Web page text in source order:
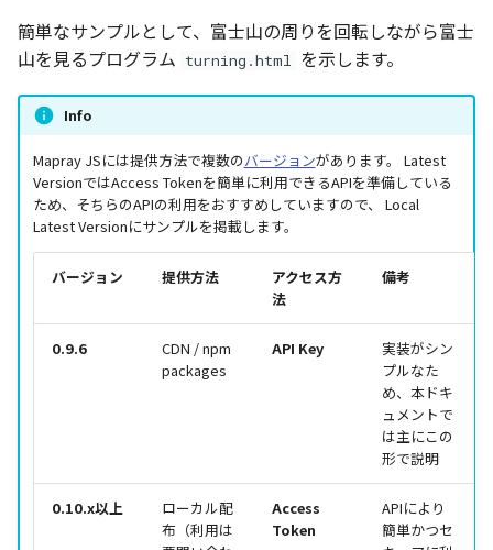
簡単なサンプルとして、富士山の周りを回転しながら富士
山を見るプログラム turning.html を示します。
Info
Mapray JSには提供方法で複数のバージョンがあります。 Latest
VersionではAccess Tokenを簡単に利用できるAPIを準備している
ため、そちらのAPIの利用をおすすめしていますので、 Local
Latest Versionにサンプルを掲載します。
バージョン 提供方法
アクセス方
法
備考
0.9.6
CDN / npm
packages
API Key
実装がシン
プルなた
め、本ドキ
ュメントで
は主にこの
形で説明
0.10.x以上
ローカル配
布（利用は
Access
Token
APIにより
簡単かつセ